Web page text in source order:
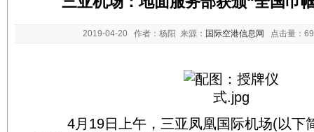
2019-04-20 作者：杨阳 来源： 国际空港信息网 点击量：
4月19日上午，三亚凤凰国际机场(以下简